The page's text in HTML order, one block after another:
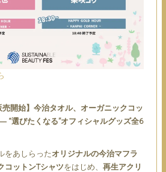
売開始】今治タオル、オーガニックコッ
“選びたくなる”オフィシャルグッズ全6
をあしらったオリジナルの今治マフラ
コットンTシャツをはじめ、 再生アクリ